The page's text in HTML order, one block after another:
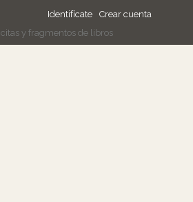
Identifícate Crear cuenta
y fragmentos de libros